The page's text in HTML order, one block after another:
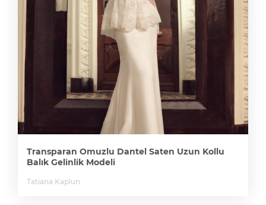
Transparan Omuzlu Dantel Saten Uzun Kollu
Balık Gelinlik Modeli
Tatiana Kaplun